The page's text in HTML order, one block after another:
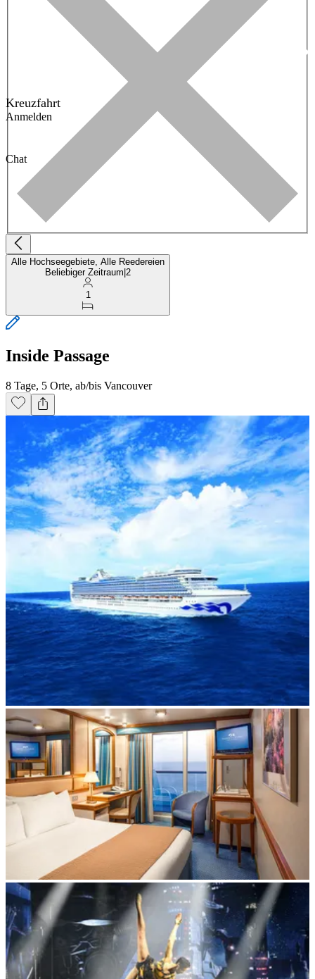
Kreuzfahrt
Anmelden
Chat
Alle Hochseegebiete, Alle Reedereien
Beliebiger Zeitraum 2
1
Inside Passage
8 Tage, 5 Orte, ab/bis Vancouver